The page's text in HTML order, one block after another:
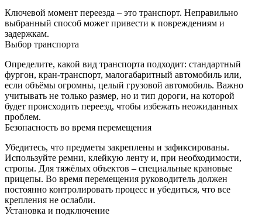
Ключевой момент переезда – это транспорт. Неправильно
выбранный способ может привести к повреждениям и
задержкам.
Выбор транспорта
Определите, какой вид транспорта подходит: стандартный
фургон, кран‑транспорт, малогабаритный автомобиль или,
если объёмы огромны, целый грузовой автомобиль. Важно
учитывать не только размер, но и тип дороги, на которой
будет происходить переезд, чтобы избежать неожиданных
проблем.
Безопасность во время перемещения
Убедитесь, что предметы закреплены и зафиксированы.
Используйте ремни, клейкую ленту и, при необходимости,
стропы. Для тяжёлых объектов – специальные крановые
прицепы. Во время перемещения руководитель должен
постоянно контролировать процесс и убедиться, что все
крепления не ослабли.
Установка и подключение